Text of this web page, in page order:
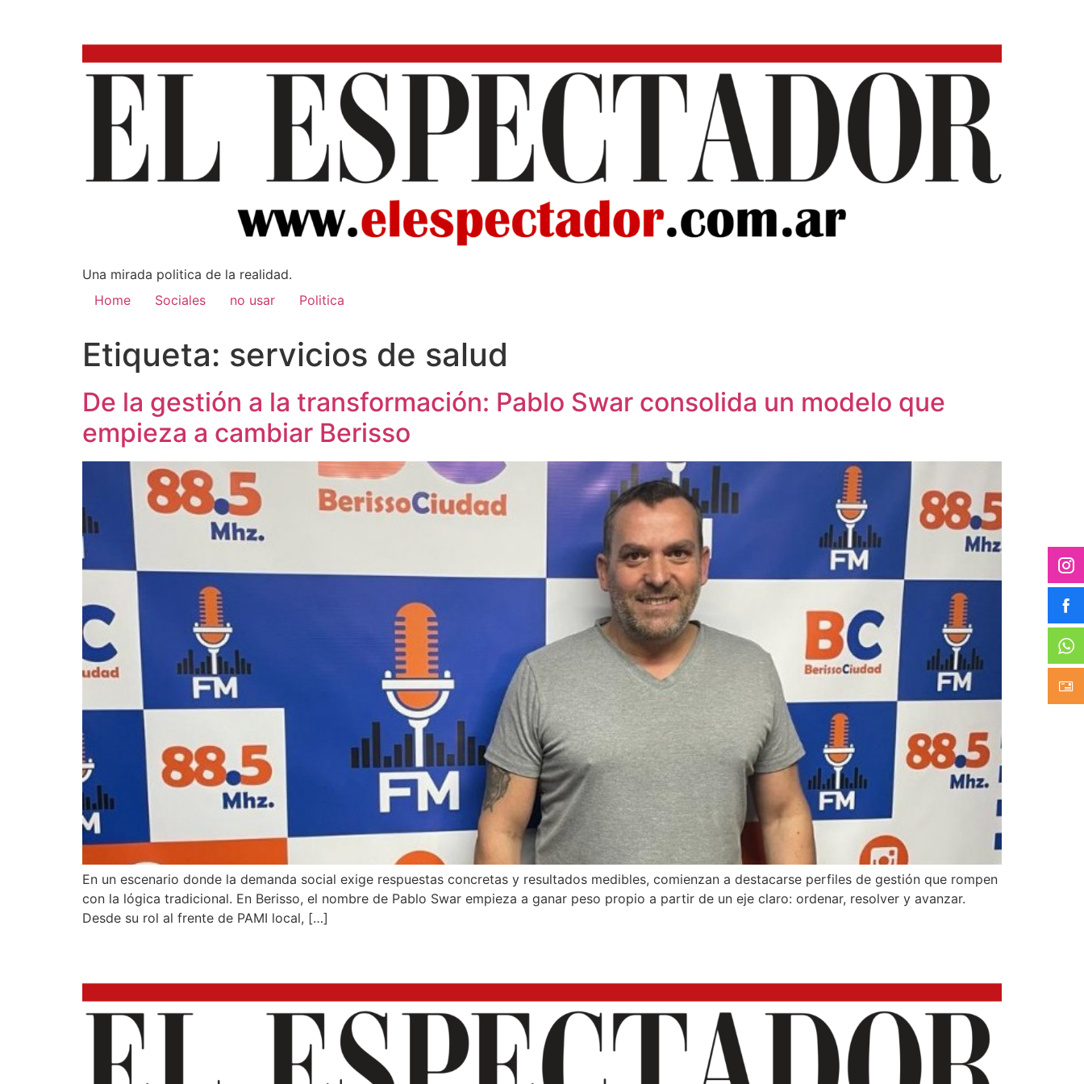
Una mirada poli­tica de la realidad.
Home
Sociales no usar Politica
Etiqueta: servicios de salud
De la gestión a la transformación: Pablo Swar consolida un modelo que
empieza a cambiar Berisso
En un escenario donde la demanda social exige respuestas concretas y resultados medibles, comienzan a destacarse perfiles de gestión que rompen
con la lógica tradicional. En Berisso, el nombre de Pablo Swar empieza a ganar peso propio a partir de un eje claro: ordenar, resolver y avanzar.
Desde su rol al frente de PAMI local, […]